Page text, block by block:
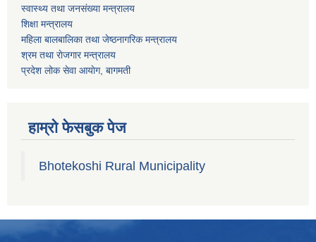
स्वास्थ्य तथा जनस‌ंख्या मन्त्रालय
शिक्षा मन्त्रालय
महिला बालबालिका तथा जेष्ठनागरिक मन्त्रालय
श्रम तथा राेजगार मन्त्रालय
प्रदेश लोक सेवा आयाेग, बागमती
हाम्रो फेसबुक पेज
Bhotekoshi Rural Municipality